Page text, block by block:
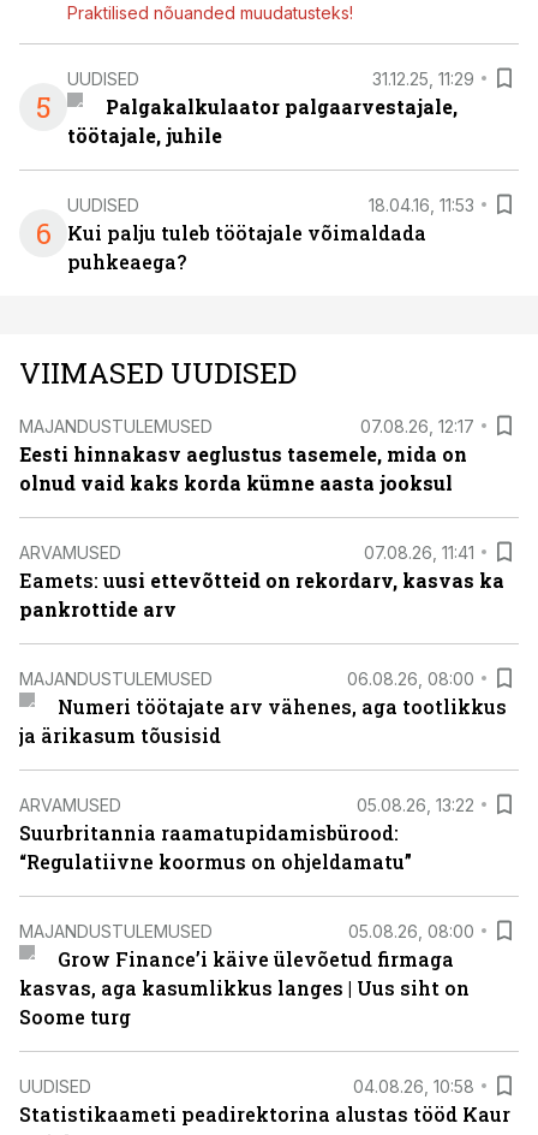
Praktilised nõuanded muudatusteks!
5
UUDISED 31.12.25, 11:29
Palgakalkulaator palgaarvestajale,
töötajale, juhile
6
UUDISED 18.04.16, 11:53
Kui palju tuleb töötajale võimaldada
puhkeaega?
VIIMASED UUDISED
MAJANDUSTULEMUSED 07.08.26, 12:17
Eesti hinnakasv aeglustus tasemele, mida on
olnud vaid kaks korda kümne aasta jooksul
ARVAMUSED 07.08.26, 11:41
Eamets: uusi ettevõtteid on rekordarv, kasvas ka
pankrottide arv
MAJANDUSTULEMUSED 06.08.26, 08:00
Numeri töötajate arv vähenes, aga tootlikkus
ja ärikasum tõusisid
ARVAMUSED 05.08.26, 13:22
Suurbritannia raamatupidamisbürood:
“Regulatiivne koormus on ohjeldamatu”
MAJANDUSTULEMUSED 05.08.26, 08:00
Grow Finance’i käive ülevõetud firmaga
kasvas, aga kasumlikkus langes | Uus siht on
Soome turg
UUDISED 04.08.26, 10:58
Statistikaameti peadirektorina alustas tööd Kaur